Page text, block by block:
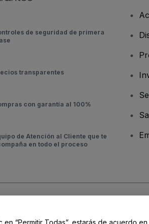
de seguridad de primera
transparentes
con garantía al 100%
de Atención al Cliente que te
en todo el proceso
en “Permitir Todas”, estarás de acuerdo